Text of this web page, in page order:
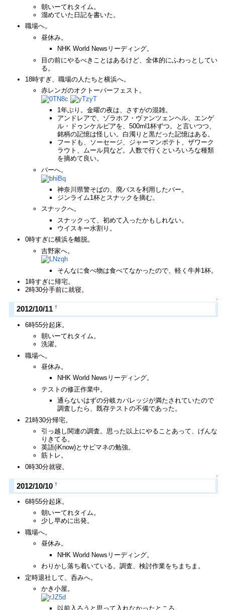
朝いーてれタイム。
溜めていた日記を書いた。
職場へ。
昼休み。
NHK World Newsリーディング。
目の前にやるべきことはあるけど、全体的にふわっとしてい
る。
18時すぎ、職場の人たちと横浜へ。
赤レンガのオクトーバーフェスト。
1年ぶり。金曜の夜は、さすがの混雑。
アンドレアで、ゾラホフ・ヴァンツェンヘル、エンゲ
ル・ドゥンケルビアを、500ml1杯ずつ。と言いつつ、
銘柄の記憶は怪しい。白濁りと黒だった記憶はある。
フードも、ソーセージ、ジャーマンポテト、ザワーク
ラウト、ムール貝など。人数で行くといろいろな種類
を摘めて良い。
バーへ。
神奈川県警そばの、廃バスを利用したバー。
ジンライム1杯とスナックを摘む。
スナックへ。
スナックって、初めて入ったかもしれない。
ウイスキー水割り。
0時すぎに横浜を離脱。
吉野家へ。
そんなに食べ物は食べてなかったので、軽く牛丼1杯。
1時すぎに帰宅。
2時30分手前に就寝。
↑
2012/10/11 †
6時55分起床。
朝いーてれタイム。
洗濯。
職場へ。
昼休み。
NHK World Newsリーディング。
テストの修正作業中。
通らないはずの分岐カバレッジが満たされていたので
調査したら、既存テストの不備であった。
21時30分帰宅。
引っ越し関連の調査。思った以上にやることあって、げんな
りきてる。
英語(iKnow)とサビマネの勉強。
筋トレ。
0時30分就寝。
↑
2012/10/10 †
6時55分起床。
朝いーてれタイム。
少し早めに出発。
職場へ。
昼休み。
NHK World Newsリーディング。
わりかし落ち着いている。調査、検討作業をちまちま。
定時退社して、呑みへ。
かき小屋。
以前入ろうと思って入れなかったところ。